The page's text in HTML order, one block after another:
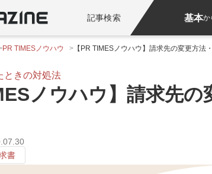
記事検索 基本か
PR TIMESノウハウ 【PR TIMESノウハウ】請求先の変更方法
ときの対処法
ノウハウ】請求先
書